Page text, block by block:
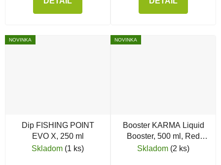
NOVINKA
Dip FISHING POINT
EVO X, 250 ml
Skladom (1 ks)
NOVINKA
Booster KARMA Liquid
Booster, 500 ml, Red
Nubia
Skladom (2 ks)